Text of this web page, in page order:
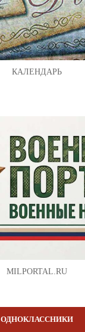
КАЛЕНДАРЬ
MILPORTAL.RU
ОДНОКЛАССНИКИ